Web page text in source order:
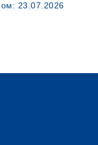
23.07.2026